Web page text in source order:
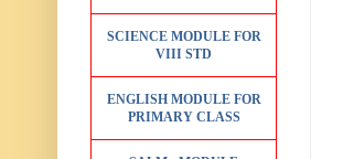
SCIENCE MODULE FOR
VIII STD
ENGLISH MODULE FOR
PRIMARY CLASS